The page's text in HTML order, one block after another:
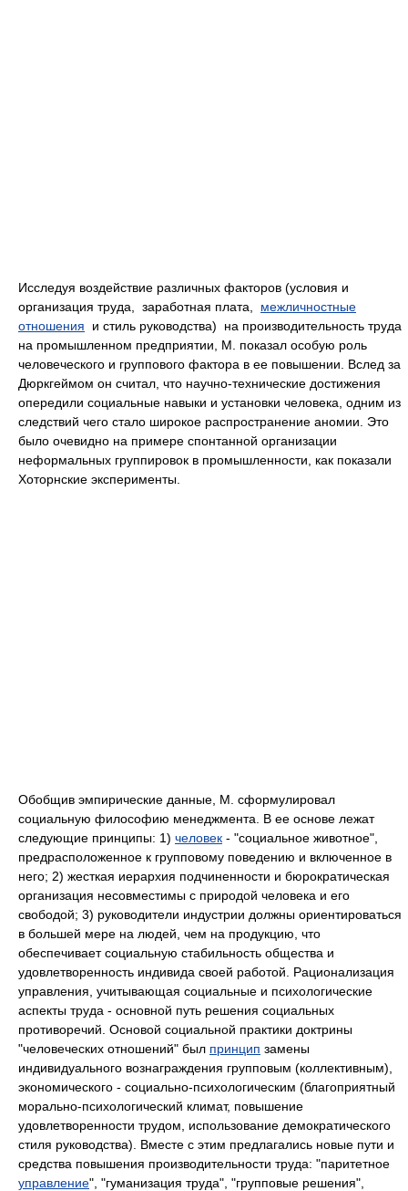
Исследуя воздействие различных факторов (условия и
организация труда, заработная плата, межличностные
отношения и стиль руководства) на производительность труда
на промышленном предприятии, М. показал особую роль
человеческого и группового фактора в ее повышении. Вслед за
Дюркгеймом он считал, что научно-технические достижения
опередили социальные навыки и установки человека, одним из
следствий чего стало широкое распространение аномии. Это
было очевидно на примере спонтанной организации
неформальных группировок в промышленности, как показали
Хоторнские эксперименты.
Обобщив эмпирические данные, М. сформулировал
социальную философию менеджмента. В ее основе лежат
следующие принципы: 1) человек - "социальное животное",
предрасположенное к групповому поведению и включенное в
него; 2) жесткая иерархия подчиненности и бюрократическая
организация несовместимы с природой человека и его
свободой; 3) руководители индустрии должны ориентироваться
в большей мере на людей, чем на продукцию, что
обеспечивает социальную стабильность общества и
удовлетворенность индивида своей работой. Рационализация
управления, учитывающая социальные и психологические
аспекты труда - основной путь решения социальных
противоречий. Основой социальной практики доктрины
"человеческих отношений" был принцип замены
индивидуального вознаграждения групповым (коллективным),
экономического - социально-психологическим (благоприятный
морально-психологический климат, повышение
удовлетворенности трудом, использование демократического
стиля руководства). Вместе с этим предлагались новые пути и
средства повышения производительности труда: "паритетное
управление", "гуманизация труда", "групповые решения",